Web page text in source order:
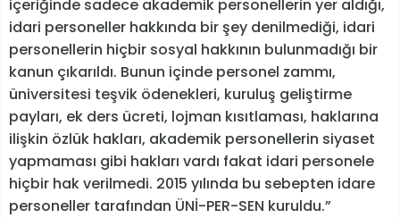
içeriğinde sadece akademik personellerin yer aldığı,
idari personeller hakkında bir şey denilmediği, idari
personellerin hiçbir sosyal hakkının bulunmadığı bir
kanun çıkarıldı. Bunun içinde personel zammı,
üniversitesi teşvik ödenekleri, kuruluş geliştirme
payları, ek ders ücreti, lojman kısıtlaması, haklarına
ilişkin özlük hakları, akademik personellerin siyaset
yapmaması gibi hakları vardı fakat idari personele
hiçbir hak verilmedi. 2015 yılında bu sebepten idare
personeller tarafından ÜNİ-PER-SEN kuruldu.”